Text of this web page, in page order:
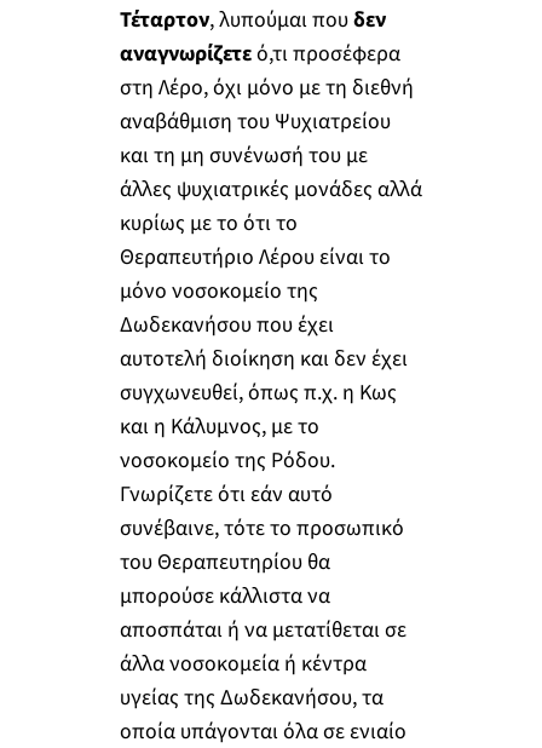
Τέταρτον, λυπούμαι πουδεν
αναγνωρίζετεό,τι προσέφερα
στη Λέρο, όχι μόνο με τη διεθνή
αναβάθμιση του Ψυχιατρείου
και τη μη συνένωσή του με
άλλες ψυχιατρικές μονάδες αλλά
κυρίως με το ότι το
Θεραπευτήριο Λέρου είναι το
μόνο νοσοκομείο της
Δωδεκανήσου που έχει
αυτοτελή διοίκηση και δεν έχει
συγχωνευθεί, όπως π.χ. η Κως
και η Κάλυμνος, με το
νοσοκομείο της Ρόδου.
Γνωρίζετε ότι εάν αυτό
συνέβαινε, τότε το προσωπικό
του Θεραπευτηρίου θα
μπορούσε κάλλιστα να
αποσπάται ή να μετατίθεται σε
άλλα νοσοκομεία ή κέντρα
υγείας της Δωδεκανήσου, τα
οποία υπάγονται όλα σε ενιαίο